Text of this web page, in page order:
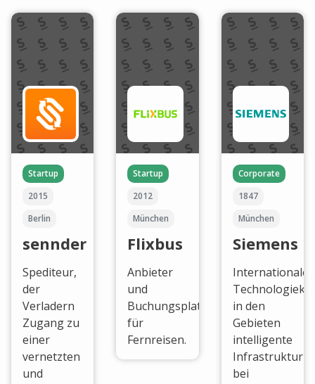
Startup
2015
Berlin
sennder
Spediteur,
der
Verladern
Zugang zu
einer
vernetzten
und
Startup
2012
München
Flixbus
Anbieter
und
Buchungsplattform
für
Fernreisen.
Corporate
1847
München
Siemens
Internationaler
in den
Gebieten
intelligente
Infrastruktur
bei